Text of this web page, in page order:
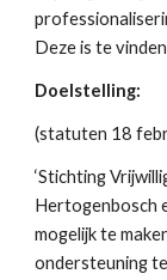
Deze is te
Doelstelling:
(statuten 18
‘Stichting
Hertogenbosch
mogelijk te
ondersteuning